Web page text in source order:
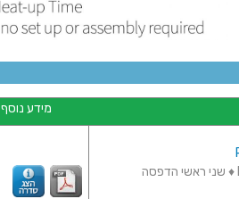
מידע נוסף
מדפסת תלת מימד - ROBOX RBX01 3D PRINTER ♦ שני ראשי הדפסה